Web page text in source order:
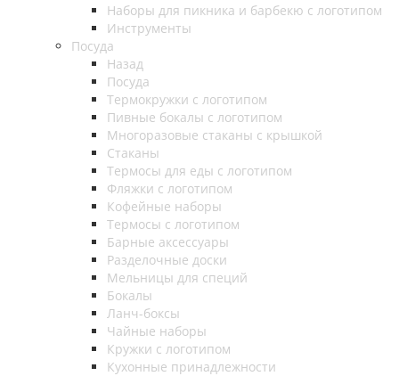
Наборы для пикника и барбекю с логотипом
Инструменты
Посуда
Назад
Посуда
Термокружки с логотипом
Пивные бокалы с логотипом
Многоразовые стаканы с крышкой
Стаканы
Термосы для еды с логотипом
Фляжки с логотипом
Кофейные наборы
Термосы с логотипом
Барные аксессуары
Разделочные доски
Мельницы для специй
Бокалы
Ланч-боксы
Чайные наборы
Кружки с логотипом
Кухонные принадлежности